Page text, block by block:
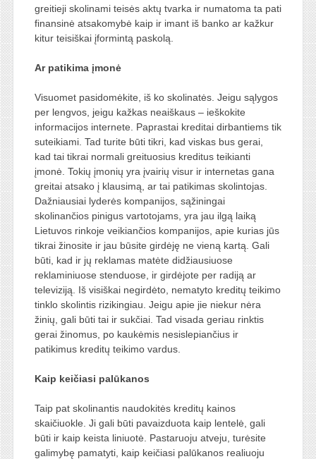
greitieji skolinami teisės aktų tvarka ir numatoma ta pati
finansinė atsakomybė kaip ir imant iš banko ar kažkur
kitur teisiškai įformintą paskolą.
Ar patikima įmonė
Visuomet pasidomėkite, iš ko skolinatės. Jeigu sąlygos
per lengvos, jeigu kažkas neaiškaus – ieškokite
informacijos internete. Paprastai kreditai dirbantiems tik
suteikiami. Tad turite būti tikri, kad viskas bus gerai,
kad tai tikrai normali greituosius kreditus teikianti
įmonė. Tokių įmonių yra įvairių visur ir internetas gana
greitai atsako į klausimą, ar tai patikimas skolintojas.
Dažniausiai lyderės kompanijos, sąžiningai
skolinančios pinigus vartotojams, yra jau ilgą laiką
Lietuvos rinkoje veikiančios kompanijos, apie kurias jūs
tikrai žinosite ir jau būsite girdėję ne vieną kartą. Gali
būti, kad ir jų reklamas matėte didžiausiuose
reklaminiuose stenduose, ir girdėjote per radiją ar
televiziją. Iš visiškai negirdėto, nematyto kreditų teikimo
tinklo skolintis rizikingiau. Jeigu apie jie niekur nėra
žinių, gali būti tai ir sukčiai. Tad visada geriau rinktis
gerai žinomus, po kaukėmis nesislepiančius ir
patikimus kreditų teikimo vardus.
Kaip keičiasi palūkanos
Taip pat skolinantis naudokitės kreditų kainos
skaičiuokle. Ji gali būti pavaizduota kaip lentelė, gali
būti ir kaip keista liniuotė. Pastaruoju atveju, turėsite
galimybę pamatyti, kaip keičiasi palūkanos realiuoju